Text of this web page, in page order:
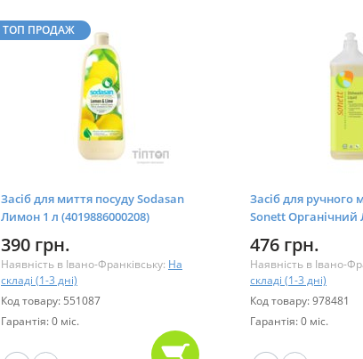
ТОП ПРОДАЖ
Засіб для миття посуду Sodasan
Лимон 1 л (4019886000208)
390 грн.
Наявність в Івано-Франківську: На
складі (1-3 дні)
Код товару: 551087
Гарантія: 0 міс.
Засіб для ручного
Sonett
476 грн.
Наявність в Івано-
складі (1-3 дні)
Код товару: 978481
Гарантія: 0 міс.